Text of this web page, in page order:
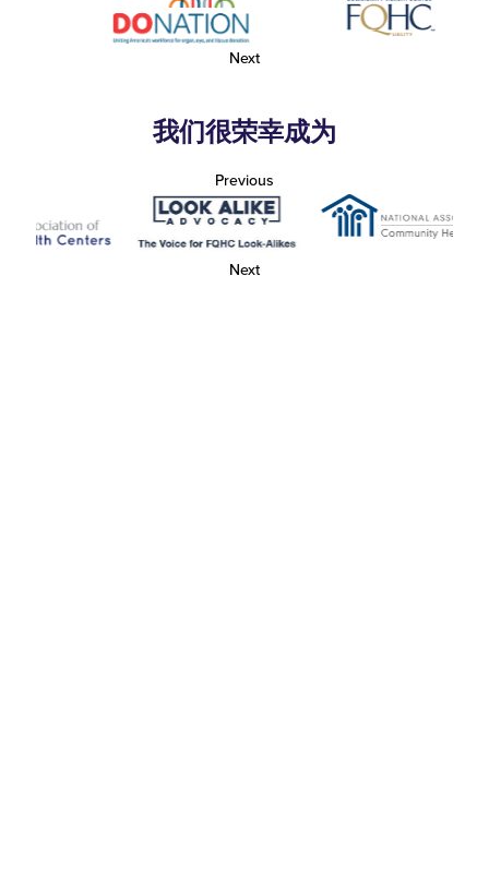
Next
我们很荣幸成为
Previous
Next